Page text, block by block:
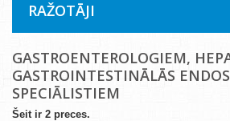
RAŽOTĀJI
GASTROENTEROLOGIEM,
GASTROINTESTINĀLĀS
SPECIĀLISTIEM
Šeit ir 2 preces.